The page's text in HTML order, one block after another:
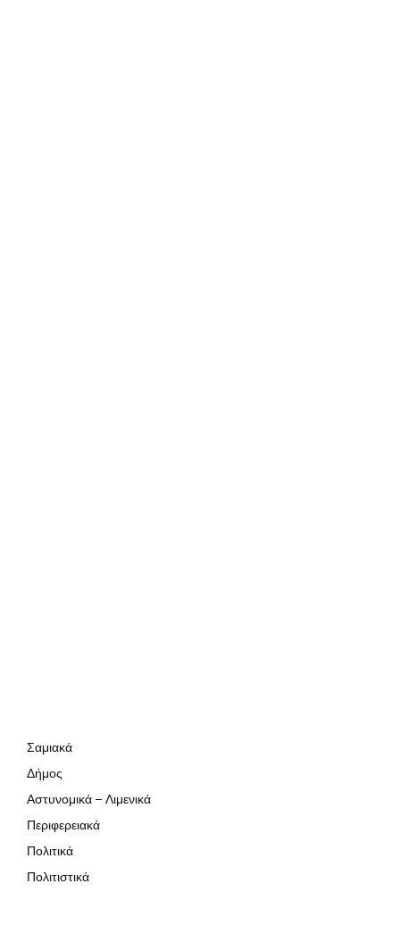
Σαμιακά
Δήμος
Αστυνομικά – Λιμενικά
Περιφερειακά
Πολιτικά
Πολιτιστικά